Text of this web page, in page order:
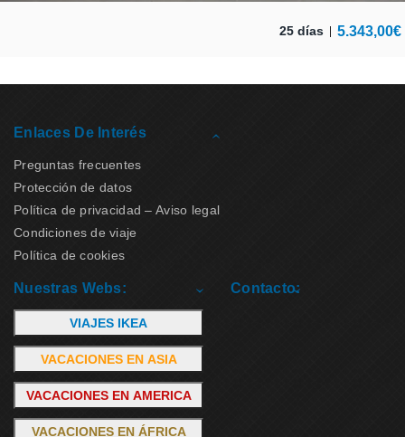
25 días 5.343,00€
Enlaces De Interés
Preguntas frecuentes
Protección de datos
Política de privacidad – Aviso legal
Condiciones de viaje
Política de cookies
Nuestras Webs:
VIAJES IKEA
VACACIONES EN ASIA
VACACIONES EN AMERICA
VACACIONES EN ÁFRICA
Contacto: